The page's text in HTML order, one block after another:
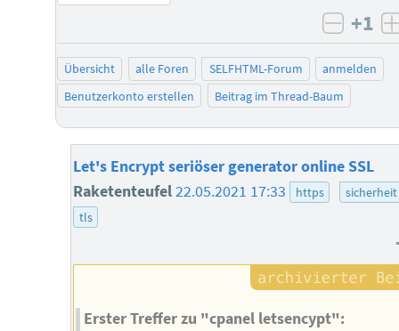
+1
Übersicht alle Foren SELFHTML-Forum
anmelden
Benutzerkonto erstellen
Beitrag im Thread-Baum
Let's Encrypt seriöser generator online SSL
Raketenteufel22.05.2021 17:33 https
sicherheit
tls
Erster Treffer zu "cpanel letsencypt":